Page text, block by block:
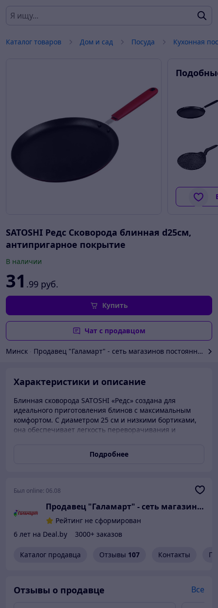
Каталог товаров Дом и сад Посуда Кухонная
SATOSHI Редс Сковорода блинная d25см,
антипригарное покрытие
В наличии
31 .99 руб.
Купить
Чат с продавцом
Минск Продавец "Галамарт" - сеть магазинов постоянных
Характеристики и описание
Блинная сковорода SATOSHI «Редс» создана для
идеального приготовления блинов с максимальным
комфортом. С диаметром 25 см и низкими бортиками,
она обеспечивает легкость переворачивания и
покрытием Soft Touch приятно лежит в руке, не
нагревается и не скользит. Надежное антипригарное
повреждений. Сковорода имеет удобный вес и
хранение. Эффектный красный дизайн снаружи и
черное покрытие внутри делают ее стильным
дополнением любой кухни. Подходит для всех плит,
кроме индукции.
Подробнее
Был online: 06.08
Продавец "Галамарт" - сеть магазинов
Рейтинг не сформирован
6 лет на Deal.by
3000+ заказов
Каталог продавца Отзывы 107 Контакты
Отзывы о продавце Все